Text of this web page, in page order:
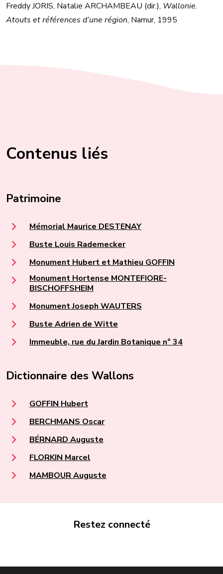
Freddy JORIS, Natalie ARCHAMBEAU (dir.), Wallonie.
Atouts et références d’une région, Namur, 1995
Contenus liés
Patrimoine
Mémorial Maurice DESTENAY
Buste Louis Rademecker
Monument Hubert et Mathieu GOFFIN
Monument Hortense MONTEFIORE-
BISCHOFFSHEIM
Monument Joseph WAUTERS
Buste Adrien de Witte
Immeuble, rue du Jardin Botanique n° 34
Dictionnaire des Wallons
GOFFIN Hubert
BERCHMANS Oscar
BÉRNARD Auguste
FLORKIN Marcel
MAMBOUR Auguste
Restez connecté